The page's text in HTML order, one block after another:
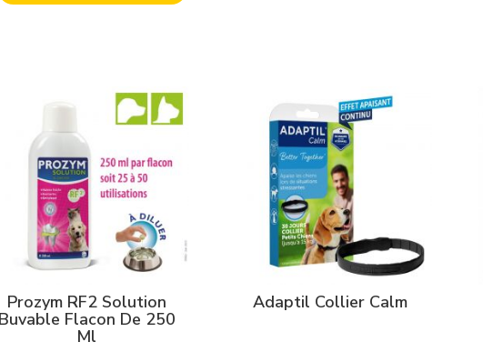
Prozym RF2 Solution
Flacon De 250
Ml
Adaptil Collier Calm